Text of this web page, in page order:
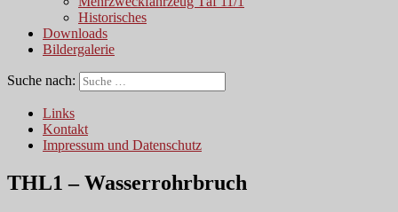
Historisches
Downloads
Bildergalerie
Suche nach:
Links
Kontakt
Impressum und Datenschutz
THL1 – Wasserrohrbruch